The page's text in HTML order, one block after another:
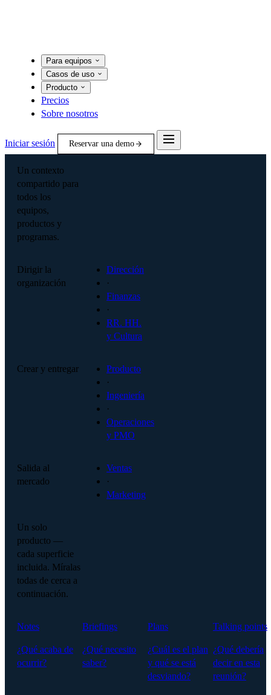
Para equipos
Casos de uso
Producto
Precios
Sobre nosotros
Iniciar sesión Reservar una demo
Un contexto
compartido para
todos los
equipos,
productos y
programas.
Dirigir la
organización
Dirección
·
Finanzas
·
RR. HH.
y Cultura
Crear y entregar
Producto
·
Ingeniería
·
Operaciones
y PMO
Salida al
mercado
Ventas
·
Marketing
Un solo
producto —
cada superficie
incluida. Míralas
todas de cerca a
continuación.
Notes
¿Qué acaba de
ocurrir?
Briefings
¿Qué necesito
saber?
Plans
¿Cuál es el plan
y qué se está
desviando?
Talking points
¿Qué debería
decir en esta
reunión?